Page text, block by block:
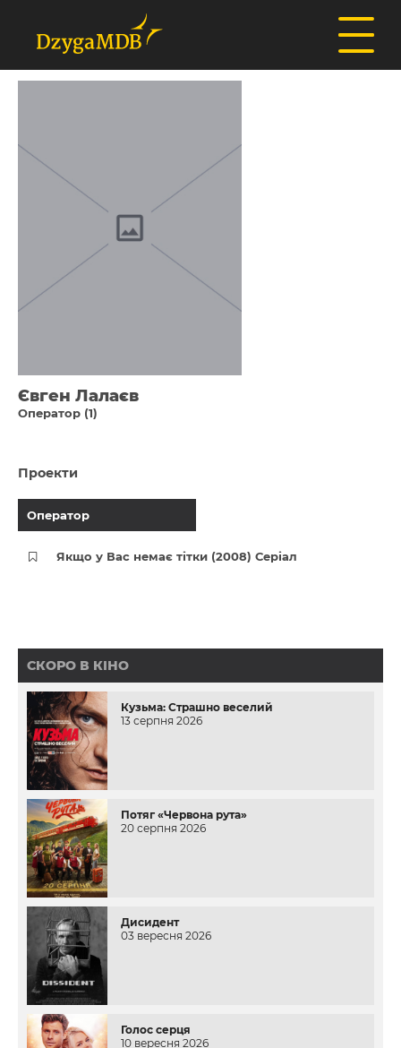
Євген Лалаєв
Оператор (1)
Проекти
Оператор
Якщо у Вас немає тітки (2008) Серіал
СКОРО В КІНО
Кузьма: Страшно веселий
13 серпня 2026
Потяг «Червона рута»
20 серпня 2026
Дисидент
03 вересня 2026
Голос серця
10 вересня 2026